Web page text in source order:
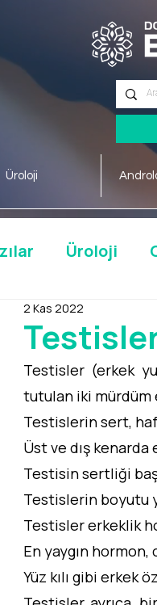
Üroloji
Üroloji
Testisler
2 Kas 2022
Testisler (erkek
tutulan iki mürdüm
Testislerin sert,
Üst ve dış
Testisin sertliği
Testislerin boyutu
Testisler erkeklik
En yaygın
Yüz kılı gibi erkek